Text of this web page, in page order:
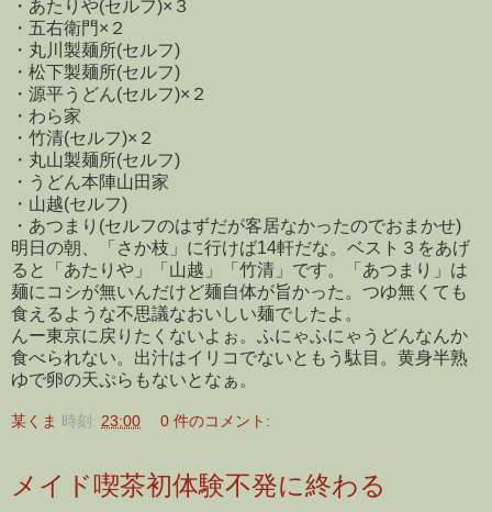
・あたりや(セルフ)×３
・五右衛門×２
・丸川製麺所(セルフ)
・松下製麺所(セルフ)
・源平うどん(セルフ)×２
・わら家
・竹清(セルフ)×２
・丸山製麺所(セルフ)
・うどん本陣山田家
・山越(セルフ)
・あつまり(セルフのはずだが客居なかったのでおまかせ)
明日の朝、「さか枝」に行けば14軒だな。ベスト３をあげ
ると「あたりや」「山越」「竹清」です。「あつまり」は
麺にコシが無いんだけど麺自体が旨かった。つゆ無くても
食えるような不思議なおいしい麺でしたよ。
んー東京に戻りたくないよぉ。ふにゃふにゃうどんなんか
食べられない。出汁はイリコでないともう駄目。黄身半熟
ゆで卵の天ぷらもないとなぁ。
某くま 時刻: 23:00 0 件のコメント:
メイド喫茶初体験不発に終わる